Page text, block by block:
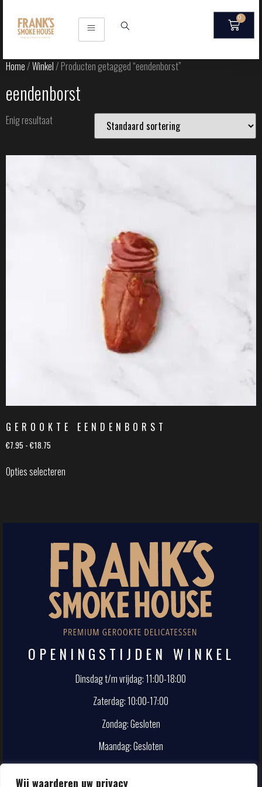
Wij waarderen uw privacy
0
Home/Winkel/ Producten getagged “eendenborst”
eendenborst
Enig resultaat
GEROOKTE EENDENBORST
€7.95 - €18.75
Opties selecteren
OPENINGSTIJDEN WINKEL
Dinsdag t/m vrijdag: 11:00-18:00
Zaterdag: 10:00-17:00
Zondag: Gesloten
Maandag: Gesloten
CONTACT